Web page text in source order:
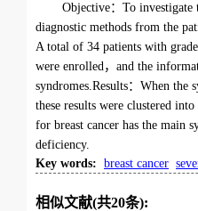
Objective：To investigate
diagnostic methods from the
A total of 34 patients with
were enrolled，and the
syndromes.Results：When the
these results were clustered
for breast cancer has the main
deficiency.
Key words: breast cancer
相似文献(共20条):